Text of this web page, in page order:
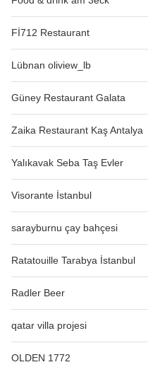
Fİ712 Restaurant
Lübnan oliview_lb
Güney Restaurant Galata
Zaika Restaurant Kaş Antalya
Yalıkavak Seba Taş Evler
Visorante İstanbul
sarayburnu çay bahçesi
Ratatouille Tarabya İstanbul
Radler Beer
qatar villa projesi
OLDEN 1772